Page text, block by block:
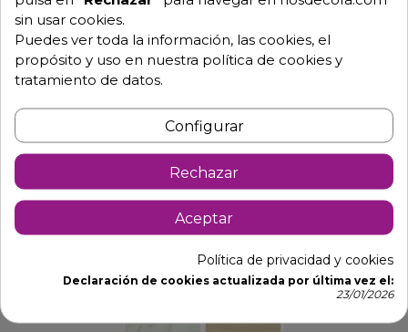
Werzalit y compacto, consultar.
Tablero Melamina 60x60, 70x70 y 80x80 cm.
Altura de la mesa 74 cm
Para mas información no dude en ponerse en
contacto con nosotros y le resolveremos todas las
dudas.
sin usar cookies.
Puedes ver toda la información, las cookies, el
propósito y uso en nuestra política de cookies y
tratamiento de datos.
Configurar
Rechazar
Aceptar
Política de privacidad y cookies
Declaración de cookies actualizada por última vez el:
23/01/2026